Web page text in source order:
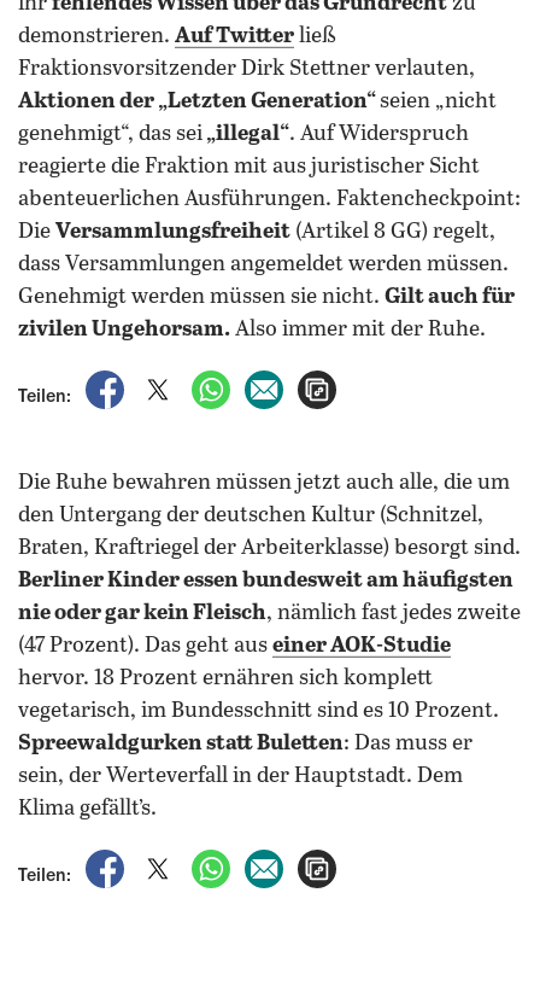
demonstrieren. Auf Twitter ließ
Fraktionsvorsitzender Dirk Stettner verlauten,
Aktionen der „Letzten Generation“seien „nicht
genehmigt“, das sei „illegal“. Auf Widerspruch
reagierte die Fraktion mit aus juristischer Sicht
abenteuerlichen Ausführungen. Faktencheckpoint:
Die Versammlungsfreiheit (Artikel 8 GG) regelt,
dass Versammlungen angemeldet werden müssen.
Genehmigt werden müssen sie nicht. Gilt auch für
zivilen Ungehorsam. Also immer mit der Ruhe.
Teilen:
auf Facebook teilen
auf X teilenper WhatsApp teilen
per E-Mail teilen
Die Ruhe bewahren müssen jetzt auch alle, die um
den Untergang der deutschen Kultur (Schnitzel,
Braten, Kraftriegel der Arbeiterklasse) besorgt sind.
Berliner Kinder essen bundesweit am häufigsten
nie oder gar kein Fleisch, nämlich fast jedes zweite
(47 Prozent). Das geht aus einer AOK-Studie
hervor. 18 Prozent ernähren sich komplett
vegetarisch, im Bundesschnitt sind es 10 Prozent.
Spreewaldgurken statt Buletten: Das muss er
sein, der Werteverfall in der Hauptstadt. Dem
Klima gefällt’s.
Teilen:
auf Facebook teilen
auf X teilenper WhatsApp teilen
per E-Mail teilen